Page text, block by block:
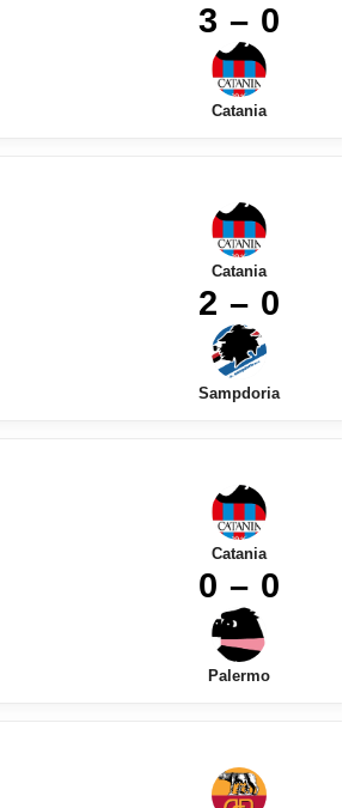
3 – 0
Catania
Catania
2 – 0
Sampdoria
Catania
0 – 0
Palermo